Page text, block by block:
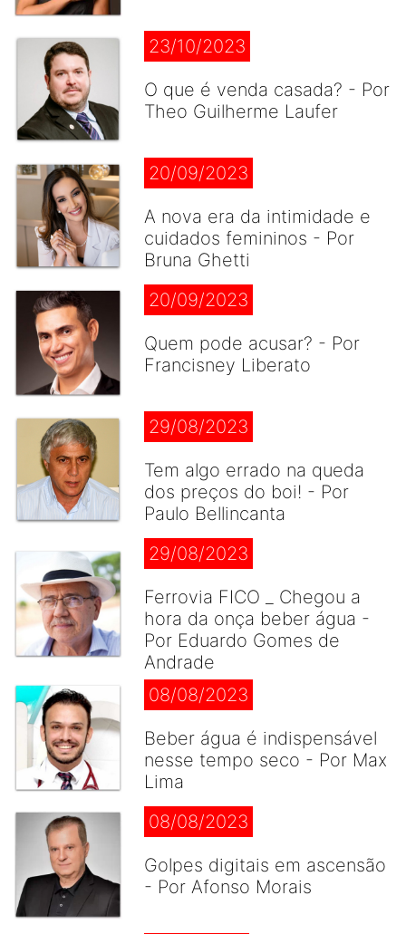
23/10/2023
O que é venda casada? - Por
Theo Guilherme Laufer
20/09/2023
A nova era da intimidade e
cuidados femininos - Por
Bruna Ghetti
20/09/2023
Quem pode acusar? - Por
Francisney Liberato
29/08/2023
Tem algo errado na queda
dos preços do boi! - Por
Paulo Bellincanta
29/08/2023
Ferrovia FICO _ Chegou a
hora da onça beber água -
Por Eduardo Gomes de
Andrade
08/08/2023
Beber água é indispensável
nesse tempo seco - Por Max
Lima
08/08/2023
Golpes digitais em ascensão
- Por Afonso Morais